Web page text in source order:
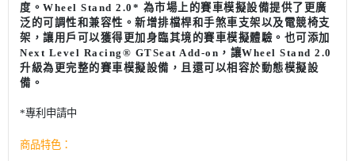
度。Wheel Stand 2.0* 為市場上的賽車模擬設備提供了更廣
泛的可調性和兼容性。新增排檔桿和手煞車支架以及電競椅支
架，讓用戶可以獲得更加身臨其境的賽車模擬體驗。也可添加
Next Level Racing® GTSeat Add-on，讓Wheel Stand 2.0
升級為更完整的賽車模擬設備，且還可以相容於動態模擬設
備。
*專利申請中
商品特色：